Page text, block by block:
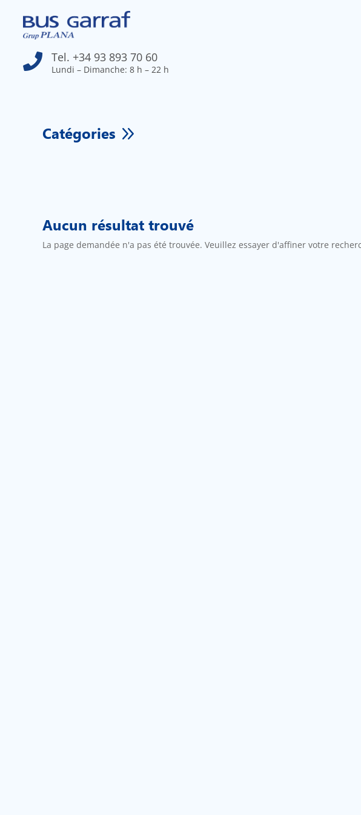
 Tel. +34 93 893 70 60
Lundi – Dimanche: 8 h – 22 h
9
Catégories
Aucun résultat trouvé
La page demandée n'a pas été trouvée. Veuillez essayer d'affiner votre